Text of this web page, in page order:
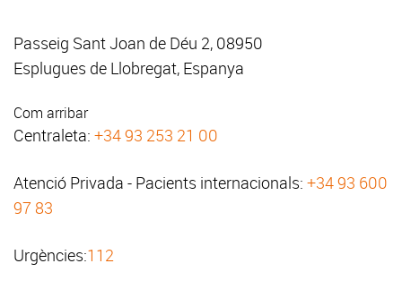
Passeig Sant Joan de Déu 2, 08950
Esplugues de Llobregat, Espanya
Com arribar
Centraleta: +34 93 253 21 00
Atenció Privada - Pacients internacionals: +34 93 600
97 83
Urgències:112